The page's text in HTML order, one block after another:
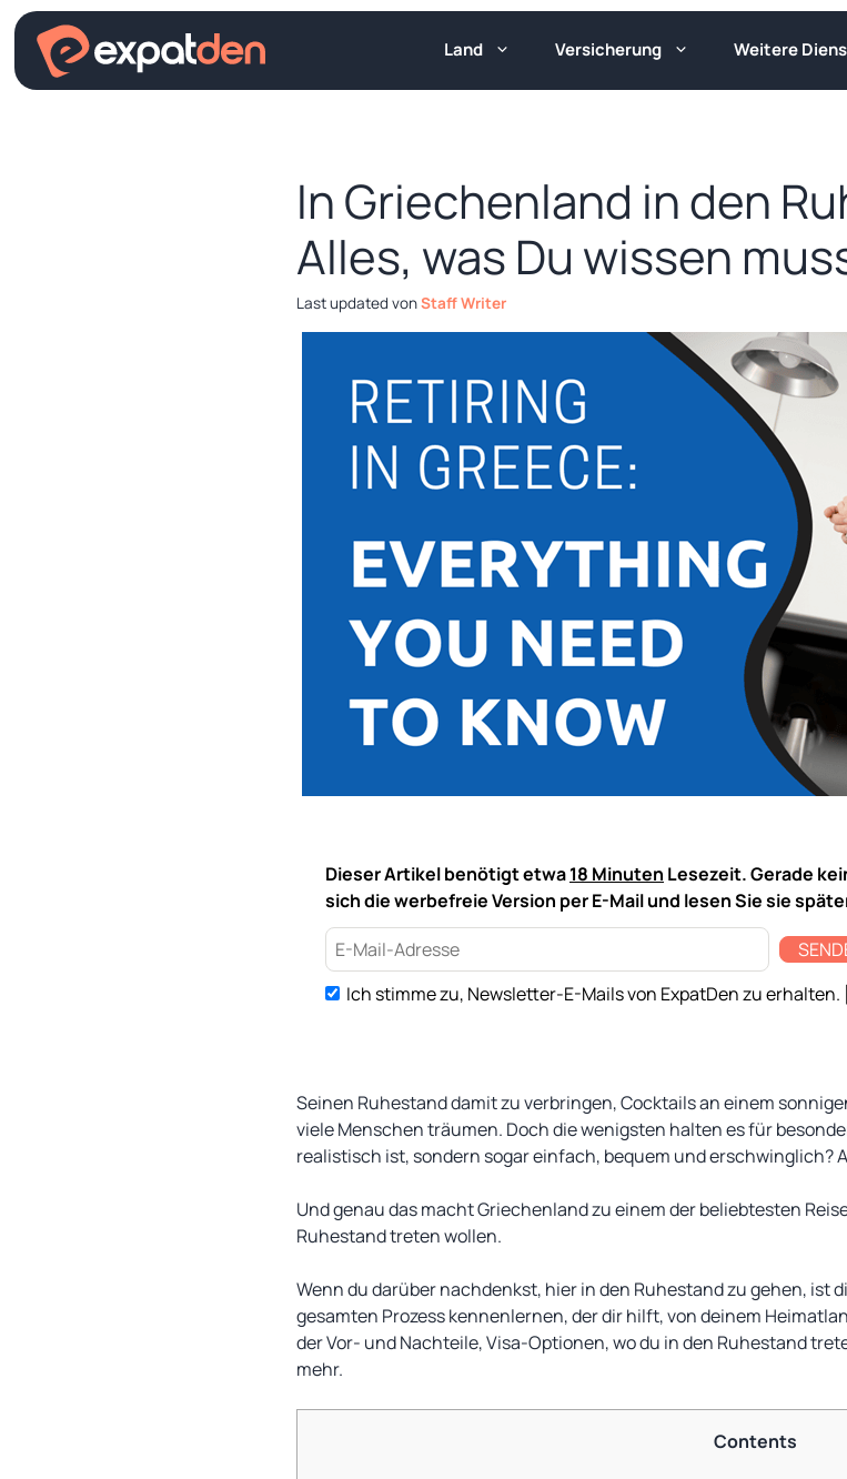
Zum
Inhalt
springen
Land Versicherung Weitere
In Griechenland in den
Alles, was Du wissen
vonStaff Writer
Dieser Artikel benötigt etwa18 Minuten Lesezeit. Gerade
sich die werbefreie Version per E-Mail und lesen Sie sie
Ich stimme zu, Newsletter-E-Mails von ExpatDen zu erhalten.
Seinen Ruhestand damit zu verbringen, Cocktails an einem
viele Menschen träumen. Doch die wenigsten halten es für
realistisch ist, sondern sogar einfach, bequem und erschwinglich?
Und genau das macht Griechenland zu einem der beliebtesten
Ruhestand treten wollen.
Wenn du darüber nachdenkst, hier in den Ruhestand zu gehen, ist
gesamten Prozess kennenlernen, der dir hilft, von deinem
der Vor- und Nachteile, Visa-Optionen, wo du in den Ruhestand
mehr.
Contents